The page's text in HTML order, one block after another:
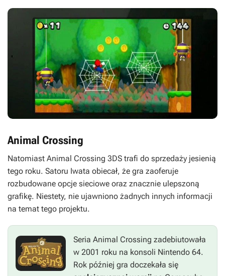
Animal Crossing
Natomiast Animal Crossing 3DS trafi do sprzedaży jesienią
tego roku. Satoru Iwata obiecał, że gra zaoferuje
rozbudowane opcje sieciowe oraz znacznie ulepszoną
grafikę. Niestety, nie ujawniono żadnych innych informacji
na temat tego projektu.
Seria Animal Crossing zadebiutowała
w 2001 roku na konsoli Nintendo 64.
Rok później gra doczekała się